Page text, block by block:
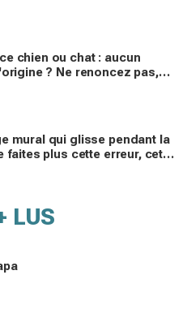
chien ou chat : aucun
? Ne renoncez pas,
mural qui glisse pendant la
faites plus cette erreur, cette
LUS